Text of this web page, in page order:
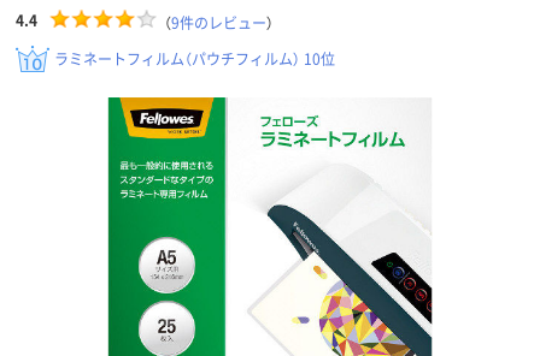
4.4 （9件のレビュー）
ラミネートフィルム（パウチフィルム） 10位